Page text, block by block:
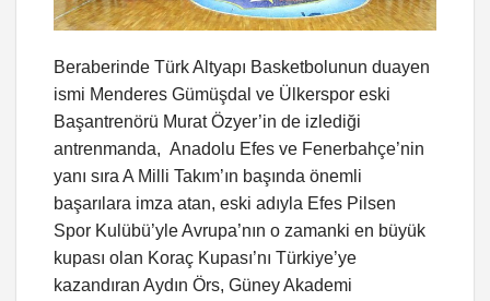
Beraberinde Türk Altyapı Basketbolunun duayen
ismi Menderes Gümüşdal ve Ülkerspor eski
Başantrenörü Murat Özyer’in de izlediği
antrenmanda, Anadolu Efes ve Fenerbahçe’nin
yanı sıra A Milli Takım’ın başında önemli
başarılara imza atan, eski adıyla Efes Pilsen
Spor Kulübü’yle Avrupa’nın o zamanki en büyük
kupası olan Koraç Kupası’nı Türkiye’ye
kazandıran Aydın Örs, Güney Akademi